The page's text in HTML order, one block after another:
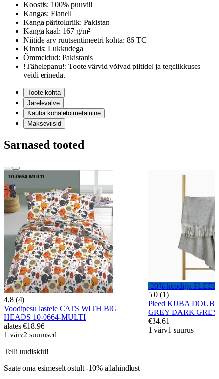
Koostis: 100% puuvill
Kangas: Flanell
Kanga päritoluriik: Pakistan
Kanga kaal: 167 g/m²
Niitide arv ruutsentimeetri kohta: 86 TC
Kinnis: Lukkudega
Õmmeldud: Pakistanis
!Tähelepanu!: Toote värvid võivad piltidel ja tegelikkuses
veidi erineda.
Toote kohta
Järelevalve
Kauba kohaletoimetamine
Makseviisid
Sarnased tooted
4,8 (4)
Voodipesu lastele CATS WITH BIG
HEADS 10-0664-MULTI
alates €18.96
1 värv2 suurused
-20% koodiga PLEED
5,0 (1)
Pleed KUBA
GREY DARK GREY
€34.61
1 värv1 suurus
Telli uudiskiri!
Saate oma esimeselt ostult -10% allahindlust